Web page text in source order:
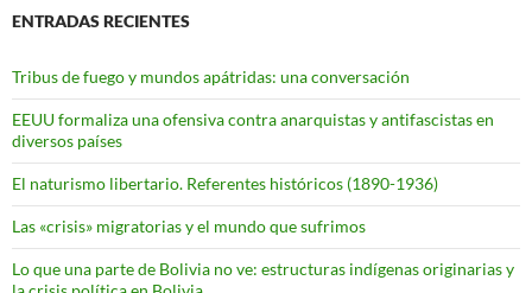
ENTRADAS RECIENTES
Tribus de fuego y mundos apátridas: una conversación
EEUU formaliza una ofensiva contra anarquistas y antifascistas en
diversos países
El naturismo libertario. Referentes históricos (1890-1936)
Las «crisis» migratorias y el mundo que sufrimos
Lo que una parte de Bolivia no ve: estructuras indígenas originarias y